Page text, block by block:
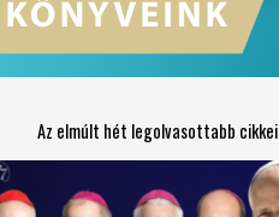
Az elmúlt hét legolvasottabb cikkei